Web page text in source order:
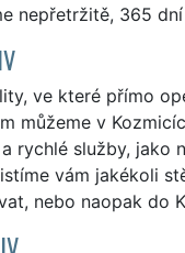
nepřetržitě, 365
ve které přímo
můžeme v
rychlé služby, jako
vám jakékoli
nebo naopak do